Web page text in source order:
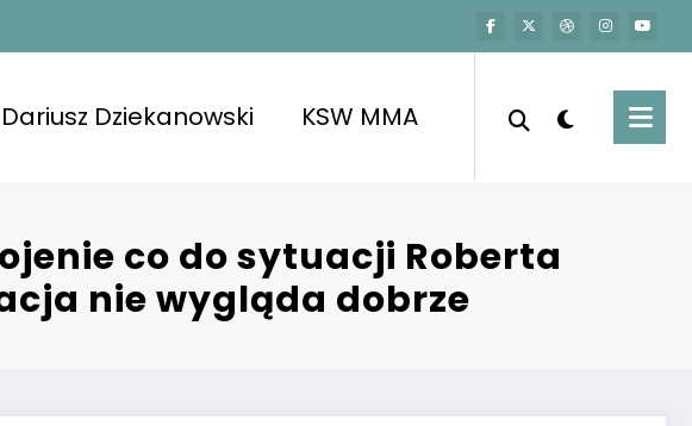
Dariusz Dziekanowski KSW MMA
co do sytuacji Roberta
nie wygląda dobrze